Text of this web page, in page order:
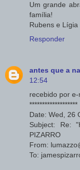
Um grande
família!
Rubens e Lígia
Responder
antes que a
12:54
recebido por e-
*******************
Date: Wed, 26
Subject: Re:
PIZARRO
From:
To: